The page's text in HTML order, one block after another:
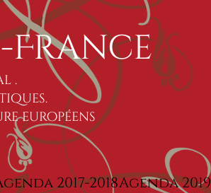
.
européens
2017-2018Agenda 2019